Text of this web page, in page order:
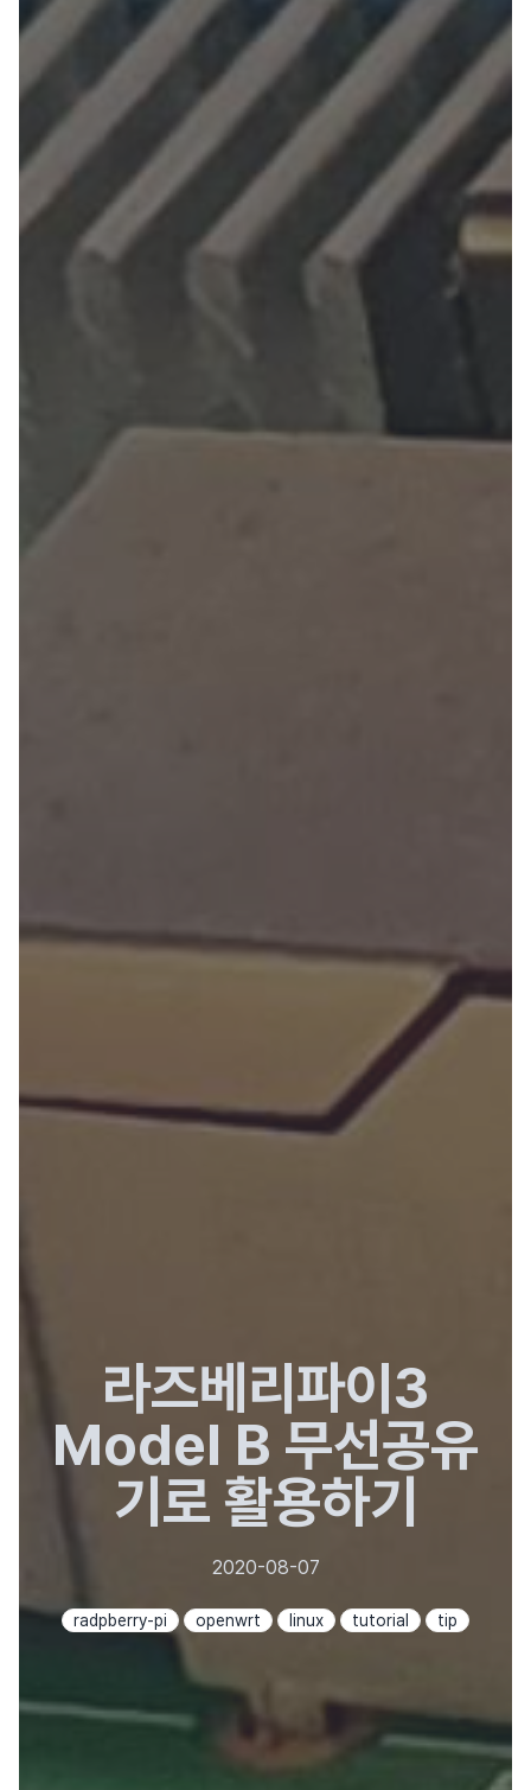
라즈베리파이3
Model B 무선공유
기로 활용하기
2020-08-07
radpberry-pi openwrt linux tutorial tip